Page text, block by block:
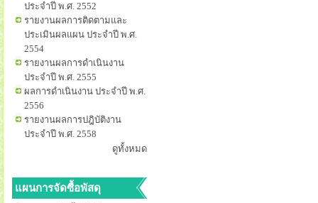
ประจำปี พ.ศ. 2552
รายงานผลการติดตามและ
ประเมินผลแผน ประจำปี พ.ศ.
2554
รายงานผลการดำเนินงาน
ประจำปี พ.ศ. 2555
ผลการดำเนินงาน ประจำปี พ.ศ.
2556
รายงานผลการปฎิบัติงาน
ประจำปี พ.ศ. 2558
ดูทั้งหมด
แผนการจัดซื้อพัสดุ